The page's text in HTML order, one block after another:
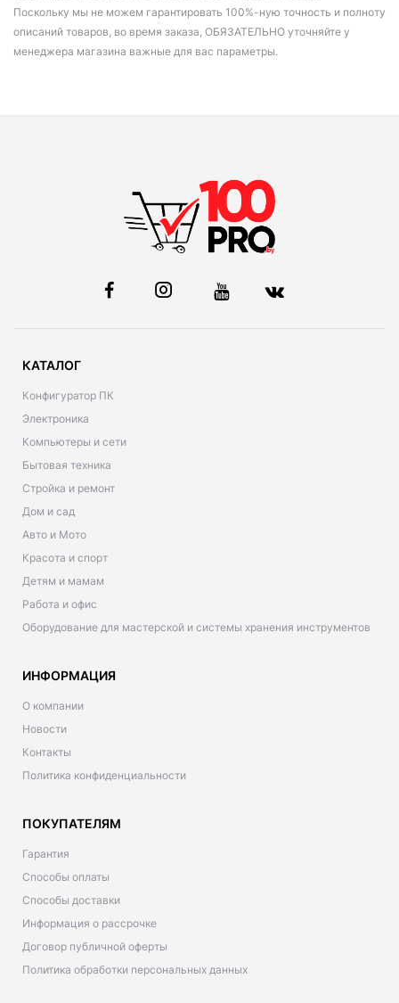
Поскольку мы не можем гарантировать 100%-ную точность и полноту
описаний товаров, во время заказа, ОБЯЗАТЕЛЬНО уточняйте у
менеджера магазина важные для вас параметры.
КАТАЛОГ
Конфигуратор ПК
Электроника
Компьютеры и сети
Бытовая техника
Стройка и ремонт
Дом и сад
Авто и Мото
Красота и спорт
Детям и мамам
Работа и офис
Оборудование для мастерской и системы хранения инструментов
ИНФОРМАЦИЯ
О компании
Новости
Контакты
Политика конфиденциальности
ПОКУПАТЕЛЯМ
Гарантия
Способы оплаты
Способы доставки
Информация о рассрочке
Договор публичной оферты
Политика обработки персональных данных